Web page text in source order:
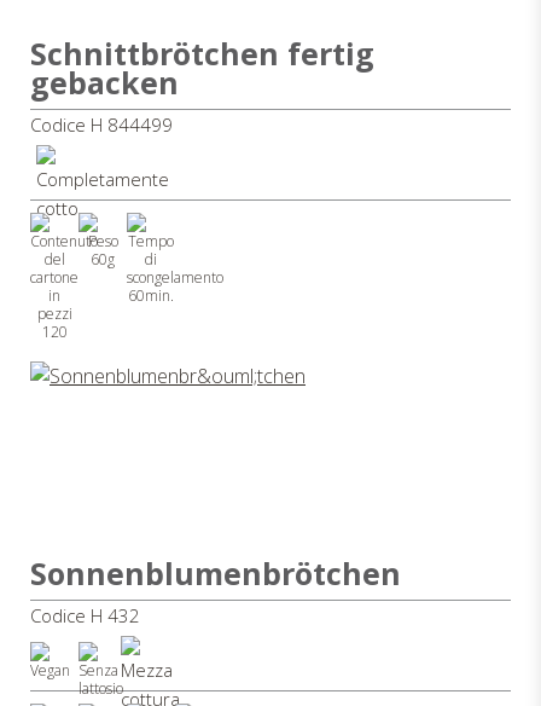
Schnittbrötchen fertig
gebacken
Codice H 844499
120
60g
60min.
Sonnenblumenbrötchen
Codice H 432